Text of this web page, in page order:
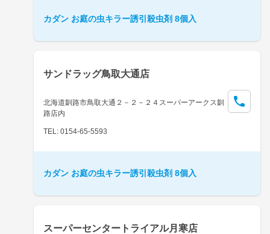
カダン お庭の虫キラー誘引殺虫剤 8個入
サンドラッグ鳥取大通店
北海道釧路市鳥取大通２－２－２４スーパーアークス釧
路店内
TEL: 0154-65-5593
カダン お庭の虫キラー誘引殺虫剤 8個入
スーパーセンタートライアル月寒店